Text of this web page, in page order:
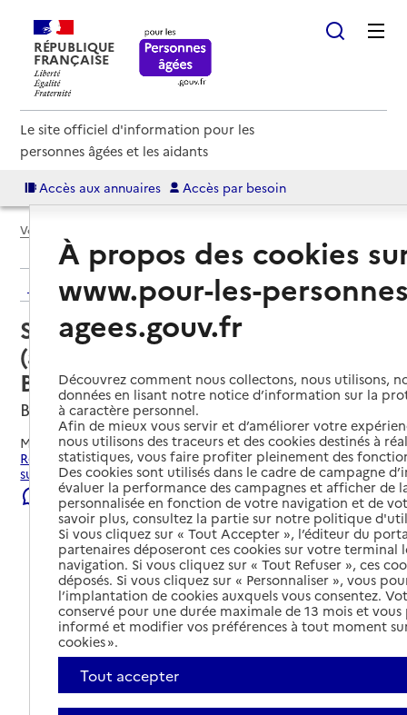
RÉPUBLIQUE
FRANÇAISE
Le site officiel d'information pour les
personnes âgées et les aidants
Accès aux annuaires Accès par besoin
Voir le fil d’Ariane
Retour aux résultats de l'annuaire
Service autonomie à domicile
(aide) – Service Aide à domicile
Bassée Montois
Bray-sur-Seine, SEINE-ET-MARNE
Mis à jour le08/08/2026
Rechercher les établissements et services autour de Bray-
sur-Seine.
Signaler une erreur
À propos des cookies
www.pour-les-
agees.gouv.fr
Découvrez comment nous collectons, nous utilisons,
données en lisant notre notice d’information sur la
à caractère personnel.
Afin de mieux vous servir et d’améliorer votre
nous utilisons des traceurs et des cookies destinés à
statistiques, vous faire profiter pleinement des
Des cookies sont utilisés dans le cadre de campagne
évaluer la performance des campagnes et afficher de
personnalisée en fonction de votre navigation et de
savoir plus, consultez la partie sur notre politique
Si vous cliquez sur « Tout Accepter », l’éditeur du
partenaires déposeront ces cookies sur votre terminal
navigation. Si vous cliquez sur « Tout Refuser », ces
déposés. Si vous cliquez sur « Personnaliser », vous
l’implantation de cookies auxquels vous consentez.
conservé pour une durée maximale de 13 mois et
informé et modifier vos préférences à tout moment
cookies ».
Tout accepter